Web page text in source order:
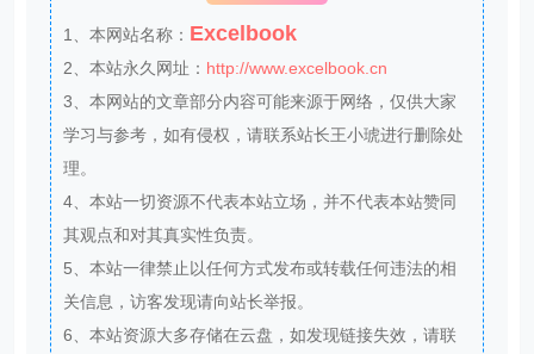
1、本网站名称： Excelbook
2、本站永久网址： http://www.excelbook.cn
3、本网站的文章部分内容可能来源于网络，仅供大家
学习与参考，如有侵权，请联系站长王小琥进行删除处
理。
4、本站一切资源不代表本站立场，并不代表本站赞同
其观点和对其真实性负责。
5、本站一律禁止以任何方式发布或转载任何违法的相
关信息，访客发现请向站长举报。
6、本站资源大多存储在云盘，如发现链接失效，请联